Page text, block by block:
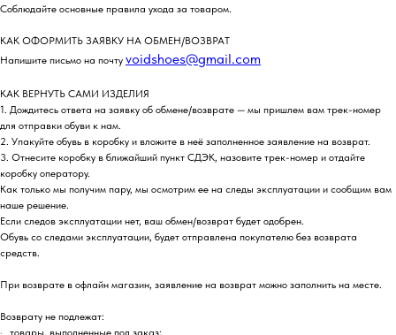
Соблюдайте основные правила ухода за товаром.
КАК ОФОРМИТЬ ЗАЯВКУ НА ОБМЕН/ВОЗВРАТ
Напишите письмо на почту voidshoes@gmail.com
КАК ВЕРНУТЬ САМИ ИЗДЕЛИЯ
1. Дождитесь ответа на заявку об обмене/возврате — мы пришлем вам трек-номер
для отправки обуви к нам.
2. Упакуйте обувь в коробку и вложите в неё заполненное заявление на возврат.
3. Отнесите коробку в ближайший пункт СДЭК, назовите трек-номер и отдайте
коробку оператору.
Как только мы получим пару, мы осмотрим ее на следы эксплуатации и сообщим вам
наше решение.
Если следов эксплуатации нет, ваш обмен/возврат будет одобрен.
Обувь со следами эксплуатации, будет отправлена покупателю без возврата
средств.
При возврате в офлайн магазин, заявление на возврат можно заполнить на месте.
Возврату не подлежат:
· товары, выполненные под заказ;